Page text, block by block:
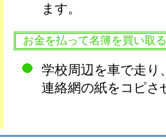
ます。
お金を払って名簿を買い取
学校周辺を車で走り
連絡網の紙をコピさ